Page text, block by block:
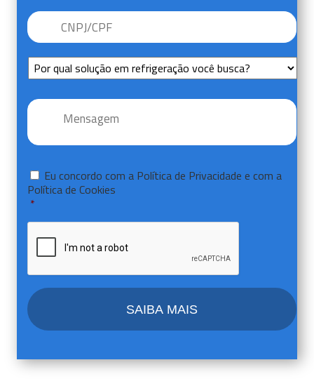
CNPJ/CPF
Sem
Título
Mensagem *
Consentir
Eu concordo com a Política de Privacidade e com a
Política de Cookies
*
CAPTCHA